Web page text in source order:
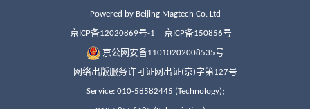
Powered by Beijing Magtech Co. Ltd
京ICP备12020869号-1 京ICP备150856号
京公网安备11010202008535号
网络出版服务许可证网出证(京)字第127号
Service: 010-58582445 (Technology);